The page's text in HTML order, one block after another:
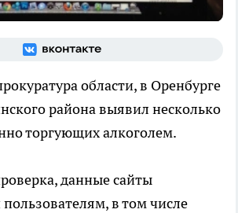
области, в Оренбурге
района выявил несколько
торгующих алкоголем.
данные сайты
в том числе